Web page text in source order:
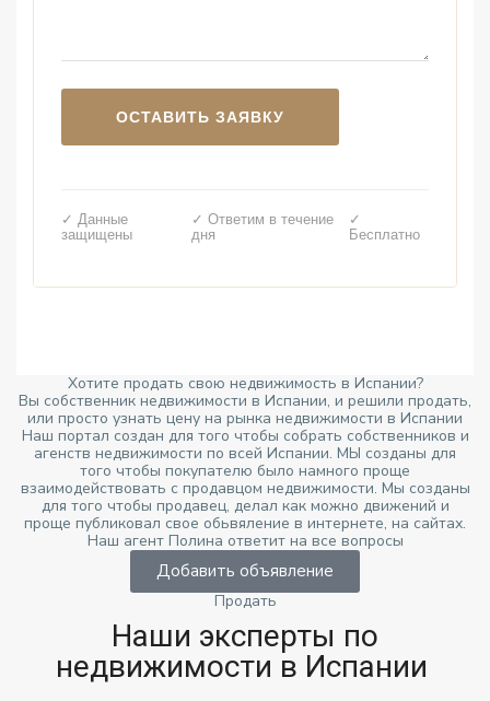
✓ Данные
защищены
✓ Ответим в течение
дня
✓
Бесплатно
Хотите продать свою недвижимость в Испании?
Вы собственник недвижимости в Испании, и решили продать,
или просто узнать цену на рынка недвижимости в Испании
Наш портал создан для того чтобы собрать собственников и
агенств недвижимости по всей Испании. МЫ созданы для
того чтобы покупателю было намного проще
взаимодействовать с продавцом недвижимости. Мы созданы
для того чтобы продавец, делал как можно движений и
проще публиковал свое обьвяление в интернете, на сайтах.
Наш агент Полина ответит на все вопросы
Добавить объявление
Продать
Наши эксперты по
недвижимости в Испании ​